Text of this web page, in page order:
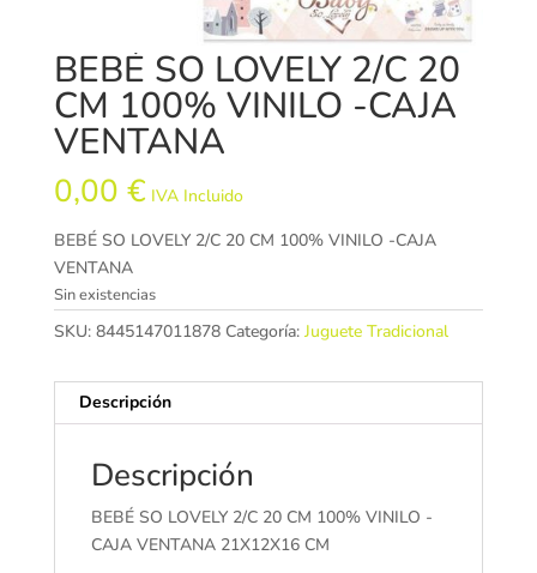
BEBÉ SO LOVELY 2/C 20
CM 100% VINILO -CAJA
VENTANA
0,00 € IVA Incluido
BEBÉ SO LOVELY 2/C 20 CM 100% VINILO -CAJA
VENTANA
Sin existencias
SKU: 8445147011878 Categoría: Juguete Tradicional
Descripción
Descripción
BEBÉ SO LOVELY 2/C 20 CM 100% VINILO -
CAJA VENTANA 21X12X16 CM